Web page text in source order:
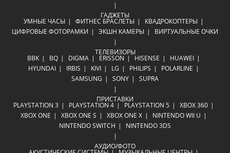
ГАДЖЕТЫ
УМНЫЕ ЧАСЫ ФИТНЕС БРАСЛЕТЫ
КВАДРОКОПТЕРЫ
ЦИФРОВЫЕ ФОТОРАМКИ
ЭКШН КАМЕРЫ ВИРТУАЛЬНЫЕ ОЧКИ
ТЕЛЕВИЗОРЫ
BBK BQ DIGMA ERISSON HISENSE
HUAWEI
HYUNDAI
IRBIS KIVI LG PHILIPS
POLARLINE
SAMSUNG
SONY SUPRA
ПРИСТАВКИ
PLAYSTATION 3 PLAYSTATION 4 PLAYSTATION 5
XBOX 360
XBOX ONE
XBOX ONE S XBOX ONE X
NINTENDO WII U
NINTENDO SWITCH
NINTENDO 3DS
АУДИО/ФОТО